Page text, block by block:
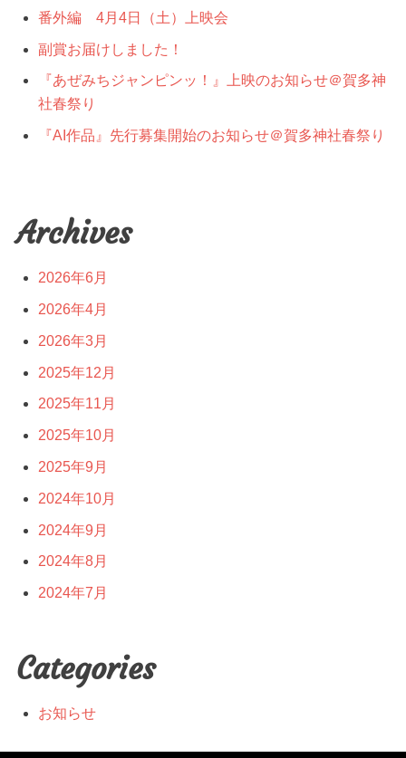
番外編 4月4日（土）上映会
副賞お届けしました！
『あぜみちジャンピンッ！』上映のお知らせ＠賀多神
社春祭り
『AI作品』先行募集開始のお知らせ＠賀多神社春祭り
Archives
2026年6月
2026年4月
2026年3月
2025年12月
2025年11月
2025年10月
2025年9月
2024年10月
2024年9月
2024年8月
2024年7月
Categories
お知らせ